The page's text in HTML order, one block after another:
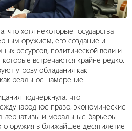
что хотя некоторые государства
оружием, его создание и
ресурсов, политической воли и
которые встречаются крайне редко.
угрозу обладания как
реальное намерение.
подчеркнула, что
право, экономические
и моральные барьеры –
оружия в ближайшее десятилетие